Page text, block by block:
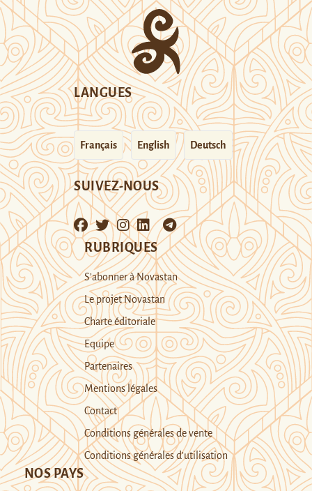
LANGUES
Français English Deutsch
SUIVEZ-NOUS
RUBRIQUES
S’abonner à Novastan
Le projet Novastan
Charte éditoriale
Equipe
Partenaires
Mentions légales
Contact
Conditions générales de vente
Conditions générales d’utilisation
NOS PAYS